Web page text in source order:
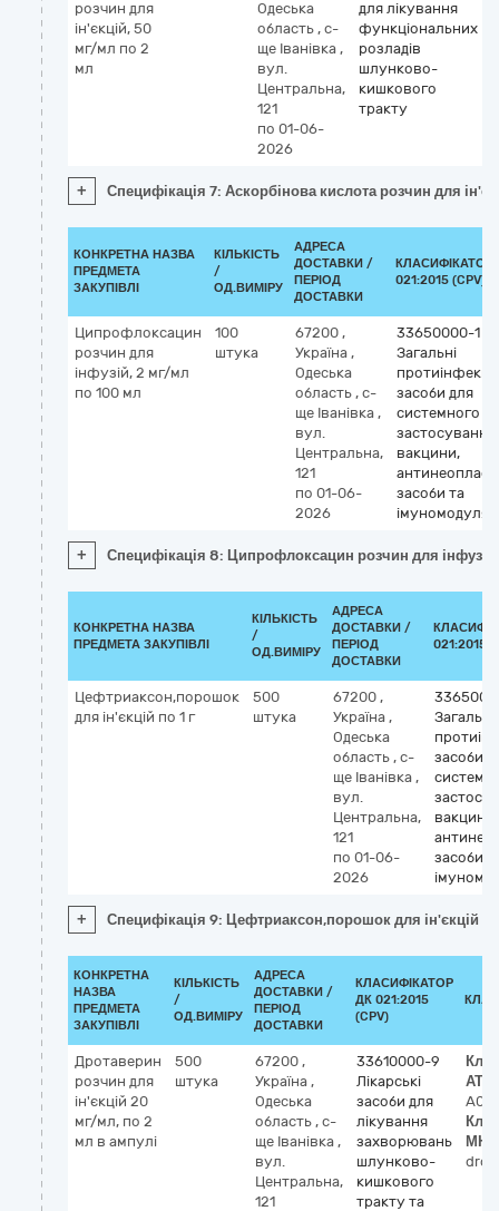
розчин для
ін'єкцій, 50
мг/мл по 2
мл
Одеська
область , с-
ще Іванівка ,
вул.
Центральна,
121
по 01-06-
2026
для лікування
функціональних
розладів
шлунково-
кишкового
тракту
+ Специфікація 7: Аскорбінова кислота розчин для
КОНКРЕТНА НАЗВА
ПРЕДМЕТА
ЗАКУПІВЛІ
КІЛЬКІСТЬ
/
ОД.ВИМІРУ
АДРЕСА
ДОСТАВКИ /
ПЕРІОД
ДОСТАВКИ
КЛАСИФІКАТОР
021:2015 (CPV)
Ципрофлоксацин
розчин для
інфузій, 2 мг/мл
по 100 мл
100
штука
67200 ,
Україна ,
Одеська
область , с-
ще Іванівка ,
вул.
Центральна,
121
по 01-06-
2026
33650000-1
Загальні
засоби для
системного
застосування,
вакцини,
засоби та
+ Специфікація 8: Ципрофлоксацин розчин для
КОНКРЕТНА НАЗВА
ПРЕДМЕТА ЗАКУПІВЛІ
КІЛЬКІСТЬ
/
ОД.ВИМІРУ
АДРЕСА
ДОСТАВКИ /
ПЕРІОД
ДОСТАВКИ
021:2015
Цефтриаксон,порошок
для ін'єкцій по 1 г
500
штука
67200 ,
Україна ,
Одеська
область , с-
ще Іванівка ,
вул.
Центральна,
121
по 01-06-
2026
Загальні
засоби
вакцини,
засоби
+ Специфікація 9: Цефтриаксон,порошок для ін'єкцій по
КОНКРЕТНА
НАЗВА
ПРЕДМЕТА
ЗАКУПІВЛІ
КІЛЬКІСТЬ
/
ОД.ВИМІРУ
АДРЕСА
ДОСТАВКИ /
ПЕРІОД
ДОСТАВКИ
КЛАСИФІКАТОР
ДК 021:2015
(CPV)
Дротаверин
розчин для
ін'єкцій 20
мг/мл, по 2
мл в ампулі
500
штука
67200 ,
Україна ,
Одеська
область , с-
ще Іванівка ,
вул.
Центральна,
121
33610000-9
Лікарські
засоби для
лікування
захворювань
шлунково-
кишкового
тракту та
АТХ
МНН